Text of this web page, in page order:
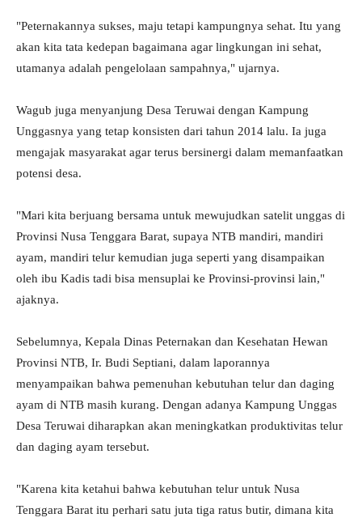
"Peternakannya sukses, maju tetapi kampungnya sehat. Itu yang
akan kita tata kedepan bagaimana agar lingkungan ini sehat,
utamanya adalah pengelolaan sampahnya," ujarnya.
Wagub juga menyanjung Desa Teruwai dengan Kampung
Unggasnya yang tetap konsisten dari tahun 2014 lalu. Ia juga
mengajak masyarakat agar terus bersinergi dalam memanfaatkan
potensi desa.
"Mari kita berjuang bersama untuk mewujudkan satelit unggas di
Provinsi Nusa Tenggara Barat, supaya NTB mandiri, mandiri
ayam, mandiri telur kemudian juga seperti yang disampaikan
oleh ibu Kadis tadi bisa mensuplai ke Provinsi-provinsi lain,"
ajaknya.
Sebelumnya, Kepala Dinas Peternakan dan Kesehatan Hewan
Provinsi NTB, Ir. Budi Septiani, dalam laporannya
menyampaikan bahwa pemenuhan kebutuhan telur dan daging
ayam di NTB masih kurang. Dengan adanya Kampung Unggas
Desa Teruwai diharapkan akan meningkatkan produktivitas telur
dan daging ayam tersebut.
"Karena kita ketahui bahwa kebutuhan telur untuk Nusa
Tenggara Barat itu perhari satu juta tiga ratus butir, dimana kita